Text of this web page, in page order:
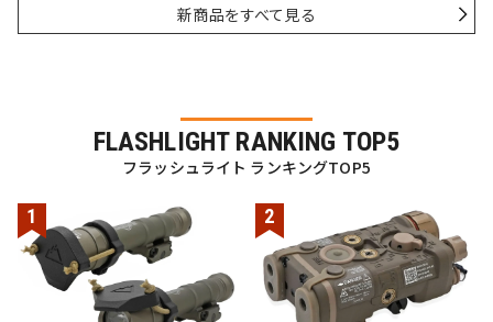
新商品をすべて見る
FLASHLIGHT RANKING TOP5
フラッシュライト ランキングTOP5